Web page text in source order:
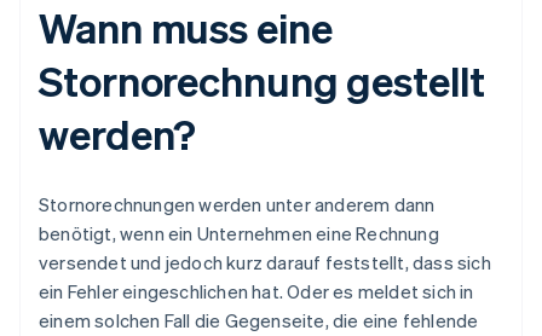
Wann muss eine
Stornorechnung gestellt
werden?
Stornorechnungen werden unter anderem dann
benötigt, wenn ein Unternehmen eine Rechnung
versendet und jedoch kurz darauf feststellt, dass sich
ein Fehler eingeschlichen hat. Oder es meldet sich in
einem solchen Fall die Gegenseite, die eine fehlende